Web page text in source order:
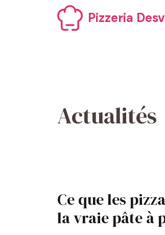
Pizzeria
Actualités
Ce que les
la vraie pâte à